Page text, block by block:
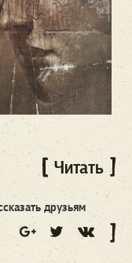
Читать
друзьям